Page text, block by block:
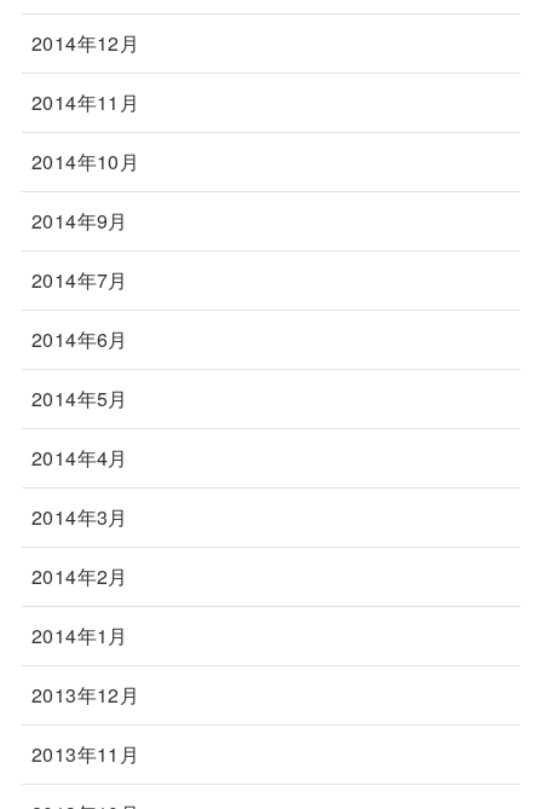
2014年12月
2014年11月
2014年10月
2014年9月
2014年7月
2014年6月
2014年5月
2014年4月
2014年3月
2014年2月
2014年1月
2013年12月
2013年11月